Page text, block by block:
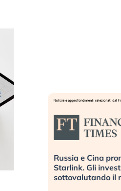
sta
Russia e Cina
Starlink. Gli
sottovalutando il